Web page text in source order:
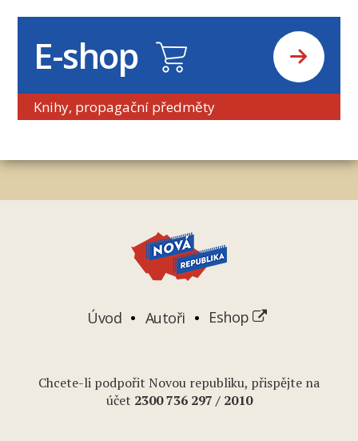
E-shop
Knihy, propagační předměty
Úvod Autoři Eshop
Chcete-li podpořit Novou republiku, přispějte na
účet 2300 736 297 / 2010